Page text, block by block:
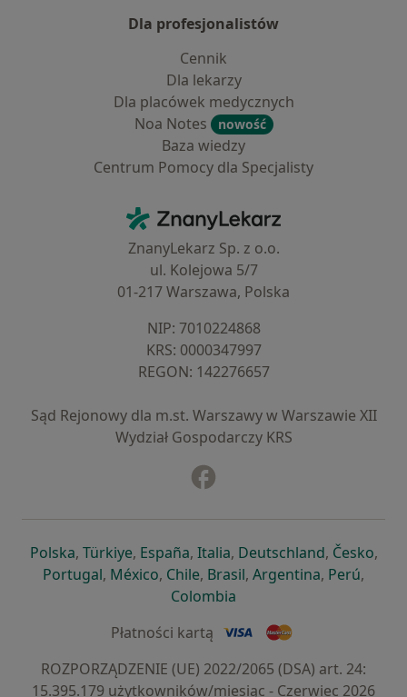
Dla profesjonalistów
Cennik
Dla lekarzy
Dla placówek medycznych
Noa Notes
nowość
Baza wiedzy
Centrum Pomocy dla Specjalisty
ZnanyLekarz - Strona główna
ZnanyLekarz Sp. z o.o.
ul. Kolejowa 5/7
01-217 Warszawa, Polska
NIP: ⁠7010224868
KRS: ⁠0000347997
REGON: ⁠142276657
Sąd Rejonowy dla m.st. Warszawy w Warszawie XII
Wydział Gospodarczy KRS
Polskaotwiera się w nowej karcie
, Türkiyeotwiera się w nowej karcie
, Españaotwiera się w nowej karcie
, Italiaotwiera się w nowej
, Deutschlandotwiera się
, Česko,
Portugalotwiera się w nowej karcie
, Méxicootwiera się w nowej karcie
, Chileotwiera się w nowej karcie
, Brasilotwiera się w nowej
, Argentinaotwiera się
, Perú,
Colombia
Płatności kartą
ROZPORZĄDZENIE (UE) 2022/2065 (DSA) art. 24:
15.395.179 użytkowników/miesiąc - Czerwiec 2026